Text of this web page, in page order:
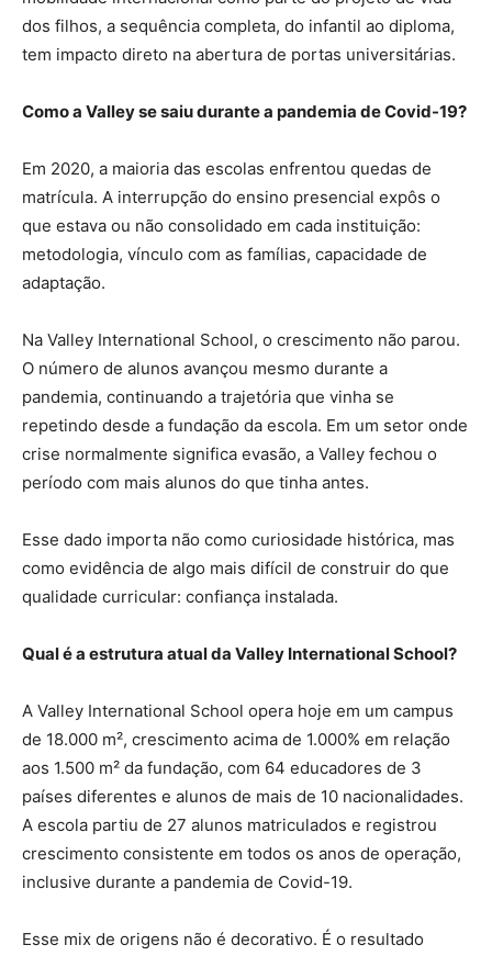
dos filhos, a sequência completa, do infantil ao diploma,
tem impacto direto na abertura de portas universitárias.
Como a Valley se saiu durante a pandemia de Covid-19?
Em 2020, a maioria das escolas enfrentou quedas de
matrícula. A interrupção do ensino presencial expôs o
que estava ou não consolidado em cada instituição:
metodologia, vínculo com as famílias, capacidade de
adaptação.
Na Valley International School, o crescimento não parou.
O número de alunos avançou mesmo durante a
pandemia, continuando a trajetória que vinha se
repetindo desde a fundação da escola. Em um setor onde
crise normalmente significa evasão, a Valley fechou o
período com mais alunos do que tinha antes.
Esse dado importa não como curiosidade histórica, mas
como evidência de algo mais difícil de construir do que
qualidade curricular: confiança instalada.
Qual é a estrutura atual da Valley International School?
A Valley International School opera hoje em um campus
de 18.000 m², crescimento acima de 1.000% em relação
aos 1.500 m² da fundação, com 64 educadores de 3
países diferentes e alunos de mais de 10 nacionalidades.
A escola partiu de 27 alunos matriculados e registrou
crescimento consistente em todos os anos de operação,
inclusive durante a pandemia de Covid-19.
Esse mix de origens não é decorativo. É o resultado